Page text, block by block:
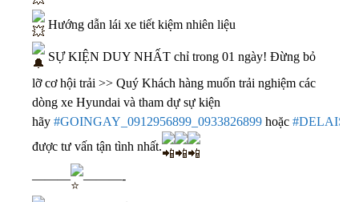
Hướng dẫn lái xe tiết kiệm nhiên liệu
SỰ KIỆN DUY NHẤT chỉ trong 01 ngày! Đừng bỏ
lỡ cơ hội trải >> Quý Khách hàng muốn trải nghiệm các
dòng xe Hyundai và tham dự sự kiện
hãy #GOINGAY_0912956899_0933826899 hoặc
được tư vấn tận tình nhất.
——— ———-